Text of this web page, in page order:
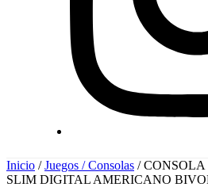
Inicio /Juegos / Consolas / CONSOLA
SLIM DIGITAL AMERICANO